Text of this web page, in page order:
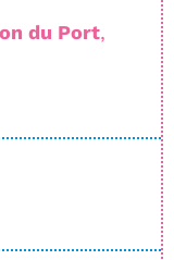
du Port,